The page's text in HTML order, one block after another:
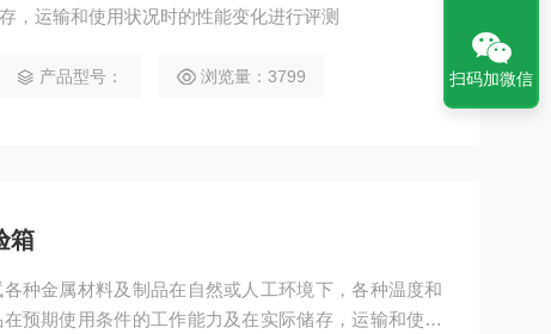
，运输和使用状况时的性能变化进行评测
产品型号： 浏览量：3799
箱
种金属材料及制品在自然或人工环境下，各种温度和
预期使用条件的工作能力及在实际储存，运输和使用
扫码加微信